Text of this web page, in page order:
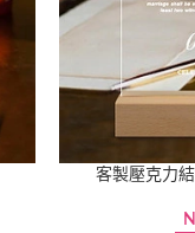
客製壓克力